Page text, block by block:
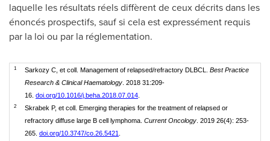
laquelle les résultats réels diffèrent de ceux décrits dans les
énoncés prospectifs, sauf si cela est expressément requis
par la loi ou par la réglementation.
1 Sarkozy C, et coll. Management of relapsed/refractory DLBCL. Best Practice
Research & Clinical Haematology . 2018 31:209-
16. doi.org/10.1016/j.beha.2018.07.014
2
Skrabek P, et coll. Emerging therapies for the treatment of relapsed or
refractory diffuse large B cell lymphoma. Current Oncology . 2019 26(4): 253-
265. doi.org/10.3747/co.26.5421